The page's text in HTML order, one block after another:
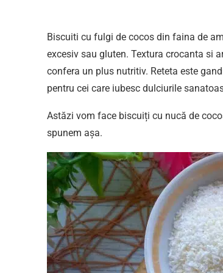
Biscuiti cu fulgi de cocos din faina de
excesiv sau gluten. Textura crocanta si
confera un plus nutritiv. Reteta este
pentru cei care iubesc dulciurile
Astăzi vom face biscuiți cu nucă de
spunem așa.